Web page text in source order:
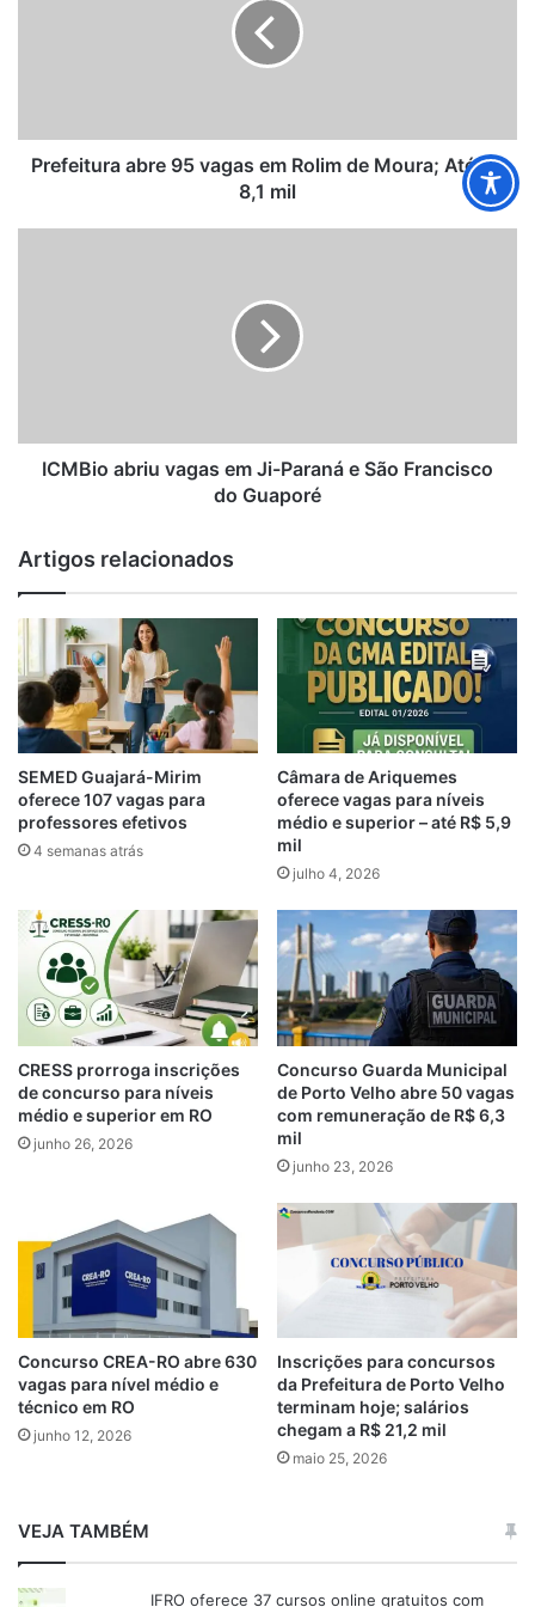
Até
R$Prefeitura abre 95 vagas em Rolim de Moura; Até R$
8,1 mil
Francisco
ICMBio abriu vagas em Ji-Paraná e São Francisco
do Guaporé
Artigos relacionados
SEMED Guajará-Mirim
oferece 107 vagas para
professores efetivos
4 semanas atrás
Câmara de Ariquemes
oferece vagas para níveis
médio e superior – até R$ 5,9
mil
julho 4, 2026
CRESS prorroga inscrições
de concurso para níveis
médio e superior em RO
junho 26, 2026
Concurso Guarda Municipal
de Porto Velho abre 50 vagas
com remuneração de R$ 6,3
mil
junho 23, 2026
Concurso CREA-RO abre 630
vagas para nível médio e
técnico em RO
junho 12, 2026
Inscrições para concursos
da Prefeitura de Porto Velho
terminam hoje; salários
chegam a R$ 21,2 mil
maio 25, 2026
VEJA TAMBÉM
IFRO oferece 37 cursos online gratuitos com